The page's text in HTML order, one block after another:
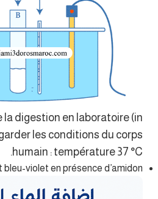
la digestion en laboratoire (in
les conditions du corps
humain : température 37 °C.
bleu-violet en présence d’amidon.